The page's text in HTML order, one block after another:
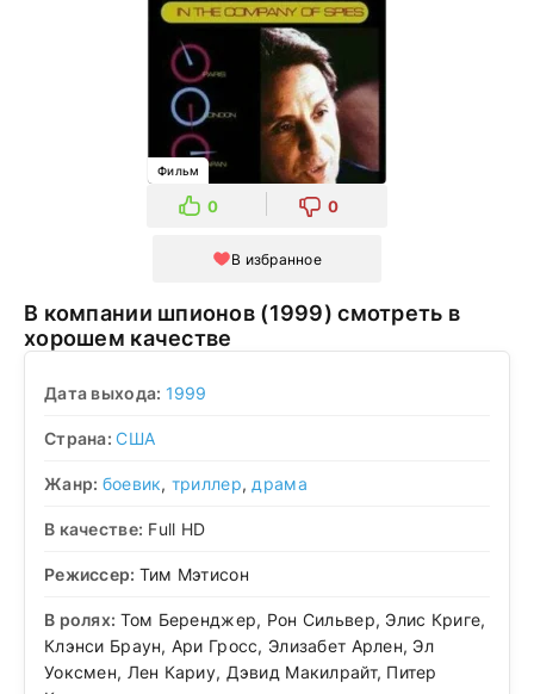
Фильм
0 0
В избранное
В компании шпионов (1999) смотреть в
хорошем качестве
Дата выхода: 1999
Страна:США
Жанр: боевик, триллер, драма
В качестве: Full HD
Режиссер: Тим Мэтисон
В ролях: Том Беренджер, Рон Сильвер, Элис Криге,
Клэнси Браун, Ари Гросс, Элизабет Арлен, Эл
Уоксмен, Лен Кариу, Дэвид Макилрайт, Питер